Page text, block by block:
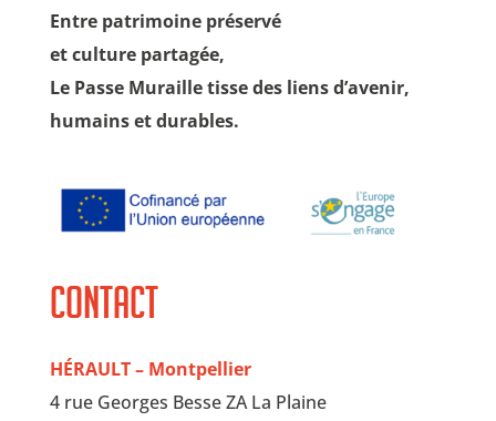
Entre patrimoine préservé
et culture partagée,
Le Passe Muraille tisse des liens d’avenir,
humains et durables.
Contact
HÉRAULT – Montpellier
4 rue Georges Besse ZA La Plaine